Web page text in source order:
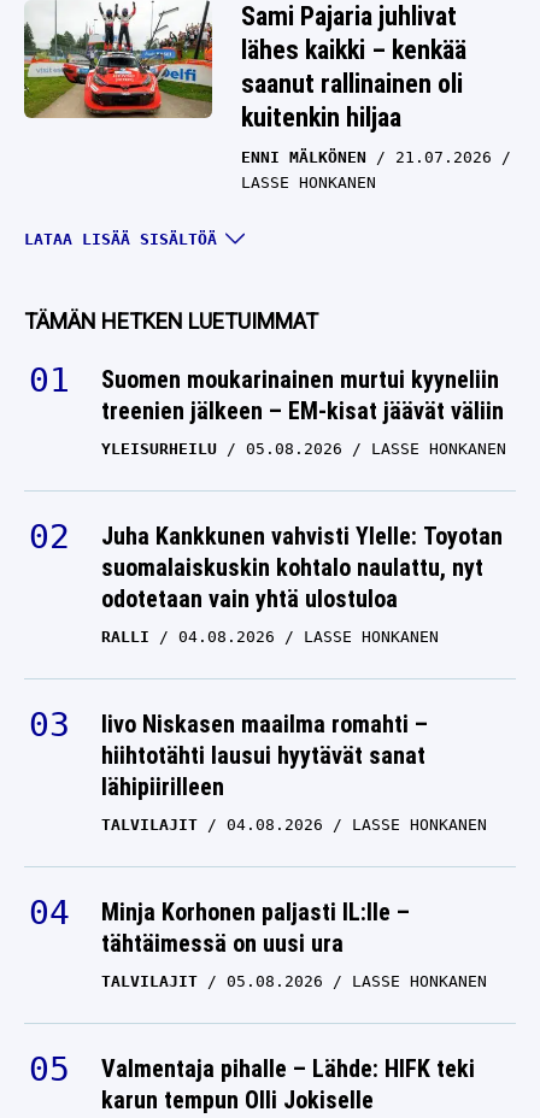
Sami Pajaria juhlivat
lähes kaikki – kenkää
saanut rallinainen oli
kuitenkin hiljaa
ENNI MÄLKÖNEN
21.07.2026
LASSE HONKANEN
Enni Mälkönen palasi
painava julkinen
ENNI MÄLKÖNEN
14.07.2026
LASSE HONKANEN
Esapekka Lappi ja Toyota
– iso rallipomo paljasti
korttinsa
ENNI MÄLKÖNEN
14.07.2026
LASSE HONKANEN
Enni Mälköselle povataan
surkeaa rallikohtaloa –
”Merkit ovat vähän
pahoja”
LASSE HONKANEN
aluevaltauksen – eihän
se putkeen mennyt
ENNI MÄLKÖNEN
08.06.2026
LATAA LISÄÄ SISÄLTÖÄ
TÄMÄN HETKEN LUETUIMMAT
Suomen moukarinainen murtui kyyneliin
treenien jälkeen – EM-kisat jäävät väliin
YLEISURHEILU 05.08.2026 LASSE HONKANEN
Juha Kankkunen vahvisti Ylelle: Toyotan
suomalaiskuskin kohtalo naulattu, nyt
odotetaan vain yhtä ulostuloa
RALLI 04.08.2026 LASSE HONKANEN
Iivo Niskasen maailma romahti –
hiihtotähti lausui hyytävät sanat
lähipiirilleen
TALVILAJIT 04.08.2026 LASSE HONKANEN
Minja Korhonen paljasti IL:lle –
tähtäimessä on uusi ura
TALVILAJIT 05.08.2026 LASSE HONKANEN
Valmentaja pihalle – Lähde: HIFK teki
karun tempun Olli Jokiselle